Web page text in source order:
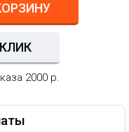
2000 р.